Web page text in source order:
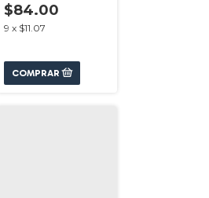
$84.00
9 x $11.07